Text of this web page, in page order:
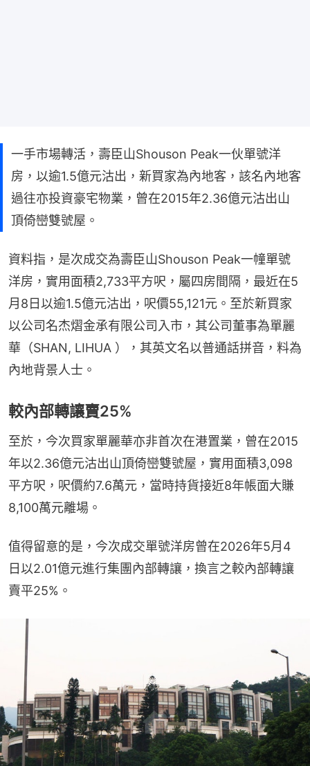
一手市場轉活，壽臣山Shouson Peak一伙單號洋
房，以逾1.5億元沽出，新買家為內地客，該名內地客
過往亦投資豪宅物業，曾在2015年2.36億元沽出山
頂倚巒雙號屋。
資料指，是次成交為壽臣山Shouson Peak一幢單號
洋房，實用面積2,733平方呎，屬四房間隔，最近在5
月8日以逾1.5億元沽出，呎價55,121元。至於新買家
以公司名杰熠金承有限公司入市，其公司董事為單麗
華（SHAN, LIHUA ），其英文名以普通話拼音，料為
內地背景人士。
較內部轉讓賣25%
至於，今次買家單麗華亦非首次在港置業，曾在2015
年以2.36億元沽出山頂倚巒雙號屋，實用面積3,098
平方呎，呎價約7.6萬元，當時持貨接近8年帳面大賺
8,100萬元離場。
值得留意的是，今次成交單號洋房曾在2026年5月4
日以2.01億元進行集團內部轉讓，換言之較內部轉讓
賣平25%。